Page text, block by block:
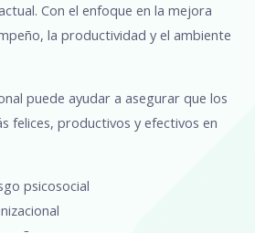
Con el enfoque en la mejora
la productividad y el ambiente
puede ayudar a asegurar que los
felices, productivos y efectivos en
psicosocial